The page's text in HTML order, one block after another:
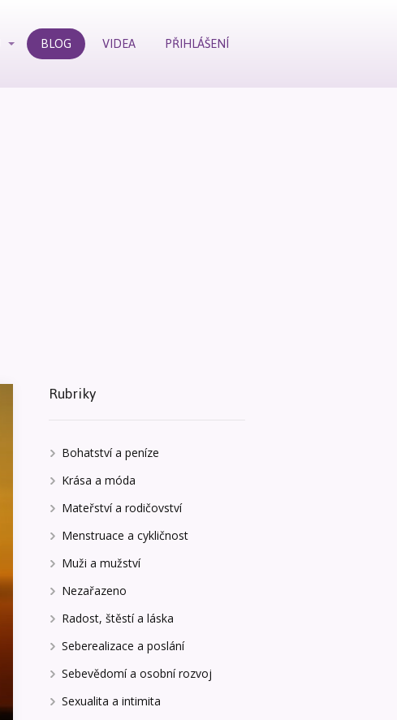
BLOG VIDEA PŘIHLÁŠENÍ
Rubriky
Bohatství a peníze
Krása a móda
Mateřství a rodičovství
Menstruace a cykličnost
Muži a mužství
Nezařazeno
Radost, štěstí a láska
Seberealizace a poslání
Sebevědomí a osobní rozvoj
Sexualita a intimita